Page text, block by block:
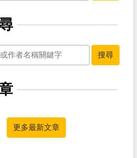
搜尋
更多最新文章